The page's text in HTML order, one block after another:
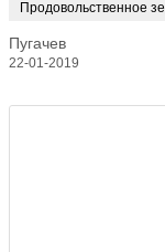
Продовольственное
Пугачев
22-01-2019